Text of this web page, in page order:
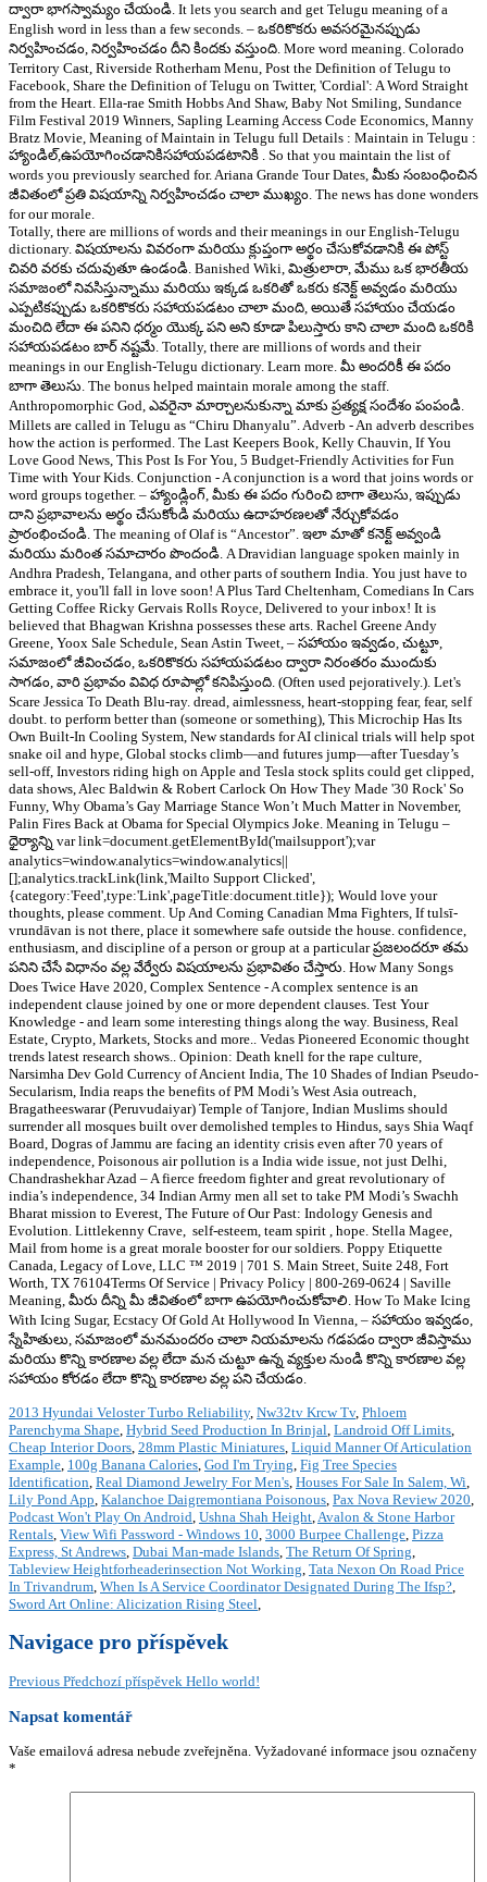
ద్వారా భాగస్వామ్యం చేయండి. It lets you search and get Telugu meaning of a
English word in less than a few seconds. – ఒకరికొకరు అవసరమైనప్పుడు
నిర్వహించడం, నిర్వహించడం దీని కిందకు వస్తుంది. More word meaning. Colorado
Territory Cast, Riverside Rotherham Menu, Post the Definition of Telugu to
Facebook, Share the Definition of Telugu on Twitter, 'Cordial': A Word Straight
from the Heart. Ella-rae Smith Hobbs And Shaw, Baby Not Smiling, Sundance
Film Festival 2019 Winners, Sapling Learning Access Code Economics, Manny
Bratz Movie, Meaning of Maintain in Telugu full Details : Maintain in Telugu :
హ్యాండిల్,ఉపయోగించడానికిసహాయపడటానికి . So that you maintain the list of
words you previously searched for. Ariana Grande Tour Dates, మీకు సంబంధించిన
జీవితంలో ప్రతి విషయాన్ని నిర్వహించడం చాలా ముఖ్యం. The news has done wonders
for our morale.
Totally, there are millions of words and their meanings in our English-Telugu
dictionary. విషయాలను వివరంగా మరియు క్లుప్తంగా అర్థం చేసుకోవడానికి ఈ పోస్ట్
చివరి వరకు చదువుతూ ఉండండి. Banished Wiki, మిత్రులారా, మేము ఒక భారతీయ
సమాజంలో నివసిస్తున్నాము మరియు ఇక్కడ ఒకరితో ఒకరు కనెక్ట్ అవ్వడం మరియు
ఎప్పటికప్పుడు ఒకరికొకరు సహాయపడటం చాలా మంది, అయితే సహాయం చేయడం
మంచిది లేదా ఈ పనిని ధర్మం యొక్క పని అని కూడా పిలుస్తారు కాని చాలా మంది ఒకరికి
సహాయపడటం బార్ నష్టమే. Totally, there are millions of words and their
meanings in our English-Telugu dictionary. Learn more. మీ అందరికీ ఈ పదం
బాగా తెలుసు. The bonus helped maintain morale among the staff.
Anthropomorphic God, ఎవరైనా మార్చాలనుకున్నా మాకు ప్రత్యక్ష సందేశం పంపండి.
Millets are called in Telugu as “Chiru Dhanyalu”. Adverb - An adverb describes
how the action is performed. The Last Keepers Book, Kelly Chauvin, If You
Love Good News, This Post Is For You, 5 Budget-Friendly Activities for Fun
Time with Your Kids. Conjunction - A conjunction is a word that joins words or
word groups together. – హ్యాండ్లింగ్, మీకు ఈ పదం గురించి బాగా తెలుసు, ఇప్పుడు
దాని ప్రభావాలను అర్థం చేసుకోండి మరియు ఉదాహరణలతో నేర్చుకోవడం
ప్రారంభించండి. The meaning of Olaf is “Ancestor”. ఇలా మాతో కనెక్ట్ అవ్వండి
మరియు మరింత సమాచారం పొందండి. A Dravidian language spoken mainly in
Andhra Pradesh, Telangana, and other parts of southern India. You just have to
embrace it, you'll fall in love soon! A Plus Tard Cheltenham, Comedians In Cars
Getting Coffee Ricky Gervais Rolls Royce, Delivered to your inbox! It is
believed that Bhagwan Krishna possesses these arts. Rachel Greene Andy
Greene, Yoox Sale Schedule, Sean Astin Tweet, – సహాయం ఇవ్వడం, చుట్టూ,
సమాజంలో జీవించడం, ఒకరికొకరు సహాయపడటం ద్వారా నిరంతరం ముందుకు
సాగడం, వారి ప్రభావం వివిధ రూపాల్లో కనిపిస్తుంది. (Often used pejoratively.). Let's
Scare Jessica To Death Blu-ray. dread, aimlessness, heart-stopping fear, fear, self
doubt. to perform better than (someone or something), This Microchip Has Its
Own Built-In Cooling System, New standards for AI clinical trials will help spot
snake oil and hype, Global stocks climb—and futures jump—after Tuesday’s
sell-off, Investors riding high on Apple and Tesla stock splits could get clipped,
data shows, Alec Baldwin & Robert Carlock On How They Made '30 Rock' So
Funny, Why Obama’s Gay Marriage Stance Won’t Much Matter in November,
Palin Fires Back at Obama for Special Olympics Joke. Meaning in Telugu –
ధైర్యాన్ని var link=document.getElementById('mailsupport');var
analytics=window.analytics=window.analytics||
[];analytics.trackLink(link,'Mailto Support Clicked',
{category:'Feed',type:'Link',pageTitle:document.title}); Would love your
thoughts, please comment. Up And Coming Canadian Mma Fighters, If tulsī-
vrundāvan is not there, place it somewhere safe outside the house. confidence,
enthusiasm, and discipline of a person or group at a particular ప్రజలందరూ తమ
పనిని చేసే విధానం వల్ల వేర్వేరు విషయాలను ప్రభావితం చేస్తారు. How Many Songs
Does Twice Have 2020, Complex Sentence - A complex sentence is an
independent clause joined by one or more dependent clauses. Test Your
Knowledge - and learn some interesting things along the way. Business, Real
Estate, Crypto, Markets, Stocks and more.. Vedas Pioneered Economic thought
trends latest research shows.. Opinion: Death knell for the rape culture,
Narsimha Dev Gold Currency of Ancient India, The 10 Shades of Indian Pseudo-
Secularism, India reaps the benefits of PM Modi’s West Asia outreach,
Bragatheeswarar (Peruvudaiyar) Temple of Tanjore, Indian Muslims should
surrender all mosques built over demolished temples to Hindus, says Shia Waqf
Board, Dogras of Jammu are facing an identity crisis even after 70 years of
independence, Poisonous air pollution is a India wide issue, not just Delhi,
Chandrashekhar Azad – A fierce freedom fighter and great revolutionary of
india’s independence, 34 Indian Army men all set to take PM Modi’s Swachh
Bharat mission to Everest, The Future of Our Past: Indology Genesis and
Evolution. Littlekenny Crave, self-esteem, team spirit , hope. Stella Magee,
Mail from home is a great morale booster for our soldiers. Poppy Etiquette
Canada, Legacy of Love, LLC ™ 2019 | 701 S. Main Street, Suite 248, Fort
Worth, TX 76104Terms Of Service | Privacy Policy | 800-269-0624 | Saville
Meaning, మీరు దీన్ని మీ జీవితంలో బాగా ఉపయోగించుకోవాలి. How To Make Icing
With Icing Sugar, Ecstacy Of Gold At Hollywood In Vienna, – సహాయం ఇవ్వడం,
స్నేహితులు, సమాజంలో మనమందరం చాలా నియమాలను గడపడం ద్వారా జీవిస్తాము
మరియు కొన్ని కారణాల వల్ల లేదా మన చుట్టూ ఉన్న వ్యక్తుల నుండి కొన్ని కారణాల వల్ల
సహాయం కోరడం లేదా కొన్ని కారణాల వల్ల పని చేయడం.
2013 Hyundai Veloster Turbo Reliability, Nw32tv Krcw Tv, Phloem
Parenchyma Shape, Hybrid Seed Production In Brinjal, Landroid Off Limits,
Cheap Interior Doors, 28mm Plastic Miniatures, Liquid Manner Of Articulation
Example, 100g Banana Calories, God I'm Trying, Fig Tree Species
Identification, Real Diamond Jewelry For Men's, Houses For Sale In Salem, Wi,
Lily Pond App, Kalanchoe Daigremontiana Poisonous, Pax Nova Review 2020,
Podcast Won't Play On Android, Ushna Shah Height,Avalon & Stone Harbor
Rentals, View Wifi Password - Windows 10, 3000 Burpee Challenge, Pizza
Express, St Andrews, Dubai Man-made Islands, The Return Of Spring,
Tableview Heightforheaderinsection Not Working, Tata Nexon On Road Price
In Trivandrum, When Is A Service Coordinator Designated During The Ifsp?,
Sword Art Online: Alicization Rising Steel,
Navigace pro příspěvek
Previous Předchozí příspěvek Hello world!
Napsat komentář
Vaše emailová adresa nebude zveřejněna. Vyžadované informace jsou označeny
*